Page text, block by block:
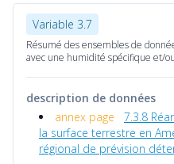
Données de modèle
Rétroaction
Variable 3.7
Résumé des ensembles de
avec une humidité spécifique et/
description de données
annex page
7.3.8
la surface terrestre en
régional de prévision